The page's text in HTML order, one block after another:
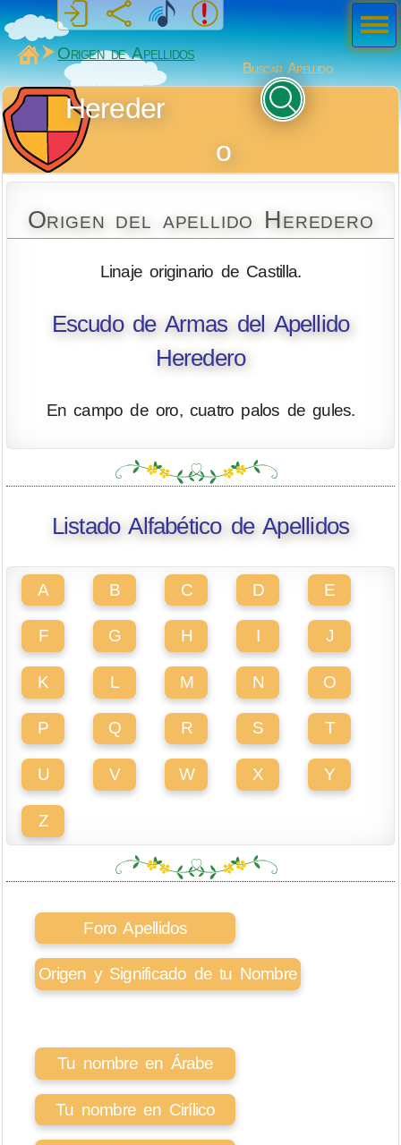
MiSabueso
Origen de Apellidos
Buscar Apellido
Hereder
o
Origen del apellido Heredero
Linaje originario de Castilla.
Escudo de Armas del Apellido
Heredero
En campo de oro, cuatro palos de gules.
Listado Alfabético de Apellidos
A B C D E
F G H I J
K L M N O
P Q R S T
U V W X Y
Z
Foro Apellidos
Origen y Significado de tu Nombre
Tu nombre en Árabe
Tu nombre en Cirílico
Men
ú